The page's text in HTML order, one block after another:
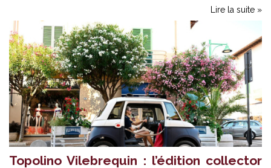
Lire la suite »
Topolino Vilebrequin : l’édition collector